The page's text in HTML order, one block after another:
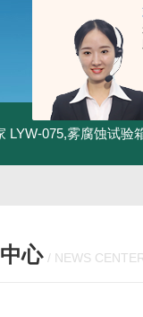
LYW-075,雾腐蚀试验
心 / NEWS